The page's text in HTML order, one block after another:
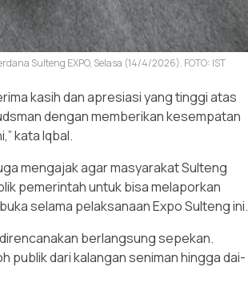
Sulteng EXPO, Selasa (14/4/2026). FOTO: IST
kasih dan apresiasi yang tinggi atas
dengan memberikan kesempatan
kata Iqbal.
mengajak agar masyarakat Sulteng
pemerintah untuk bisa melaporkan
selama pelaksanaan Expo Sulteng ini.
berlangsung sepekan.
publik dari kalangan seniman hingga dai-